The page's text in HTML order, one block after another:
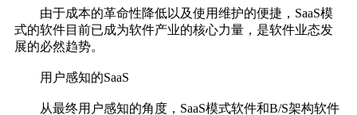
由于成本的革命性降低以及使用维护的便捷，SaaS模
式的软件目前已成为软件产业的核心力量，是软件业态发
展的必然趋势。
用户感知的SaaS
从最终用户感知的角度，SaaS模式软件和B/S架构软件